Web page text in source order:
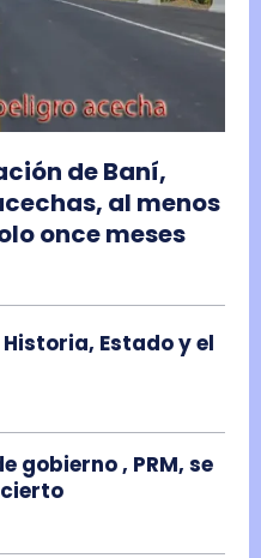
de Baní,
al menos
once meses
Estado y el
gobierno , PRM, se